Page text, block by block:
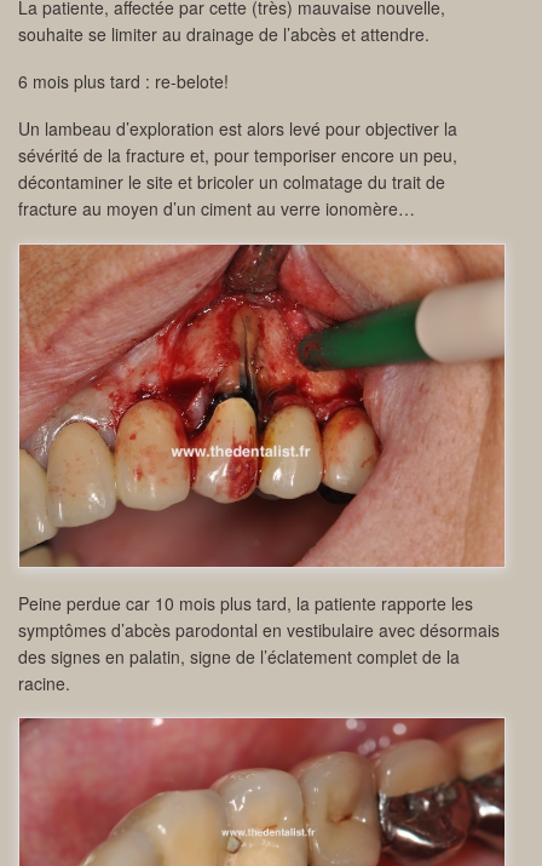
La patiente, affectée par cette (très) mauvaise nouvelle,
souhaite se limiter au drainage de l’abcès et attendre.
6 mois plus tard : re-belote!
Un lambeau d’exploration est alors levé pour objectiver la
sévérité de la fracture et, pour temporiser encore un peu,
décontaminer le site et bricoler un colmatage du trait de
fracture au moyen d’un ciment au verre ionomère…
Peine perdue car 10 mois plus tard, la patiente rapporte les
symptômes d’abcès parodontal en vestibulaire avec désormais
des signes en palatin, signe de l’éclatement complet de la
racine.